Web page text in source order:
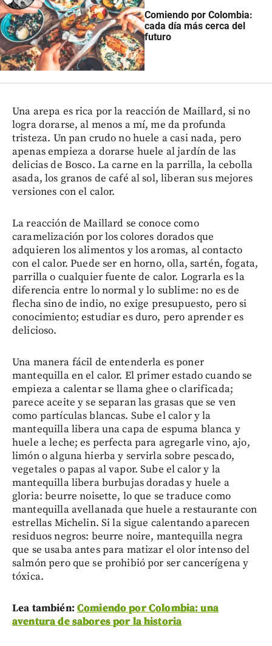
Comiendo por Colombia:
cada día más cerca del
futuro
Una arepa es rica por la reacción de Maillard, si no
logra dorarse, al menos a mí, me da profunda
tristeza. Un pan crudo no huele a casi nada, pero
apenas empieza a dorarse huele al jardín de las
delicias de Bosco. La carne en la parrilla, la cebolla
asada, los granos de café al sol, liberan sus mejores
versiones con el calor.
La reacción de Maillard se conoce como
caramelización por los colores dorados que
adquieren los alimentos y los aromas, al contacto
con el calor. Puede ser en horno, olla, sartén, fogata,
parrilla o cualquier fuente de calor. Lograrla es la
diferencia entre lo normal y lo sublime: no es de
flecha sino de indio, no exige presupuesto, pero si
conocimiento; estudiar es duro, pero aprender es
delicioso.
Una manera fácil de entenderla es poner
mantequilla en el calor. El primer estado cuando se
empieza a calentar se llama ghee o clarificada;
parece aceite y se separan las grasas que se ven
como partículas blancas. Sube el calor y la
mantequilla libera una capa de espuma blanca y
huele a leche; es perfecta para agregarle vino, ajo,
limón o alguna hierba y servirla sobre pescado,
vegetales o papas al vapor. Sube el calor y la
mantequilla libera burbujas doradas y huele a
gloria: beurre noisette, lo que se traduce como
mantequilla avellanada que huele a restaurante con
estrellas Michelin. Si la sigue calentando aparecen
residuos negros: beurre noire, mantequilla negra
que se usaba antes para matizar el olor intenso del
salmón pero que se prohibió por ser cancerígena y
tóxica.
Lea también: Comiendo por Colombia: una
aventura de sabores por la historia